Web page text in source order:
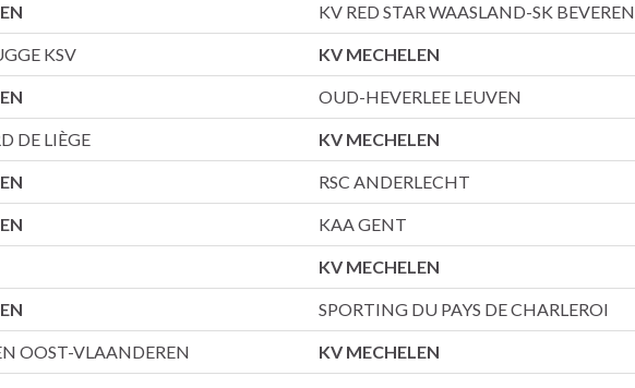
KV RED STAR WAASLAND-SK BEVEREN
KSV KV MECHELEN
OUD-HEVERLEE LEUVEN
DE LIÈGE KV MECHELEN
RSC ANDERLECHT
KAA GENT
KV MECHELEN
SPORTING DU PAYS DE CHARLEROI
OOST-VLAANDEREN KV MECHELEN